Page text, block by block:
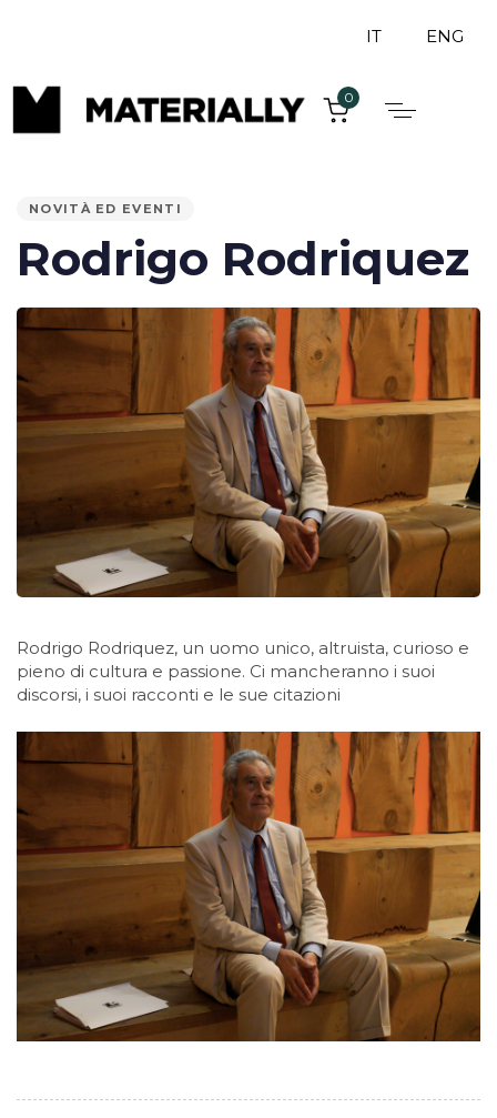
IT ENG
0
NOVITÀ ED EVENTI
Rodrigo Rodriquez
Rodrigo Rodriquez, un uomo unico, altruista, curioso e
pieno di cultura e passione. Ci mancheranno i suoi
discorsi, i suoi racconti e le sue citazioni